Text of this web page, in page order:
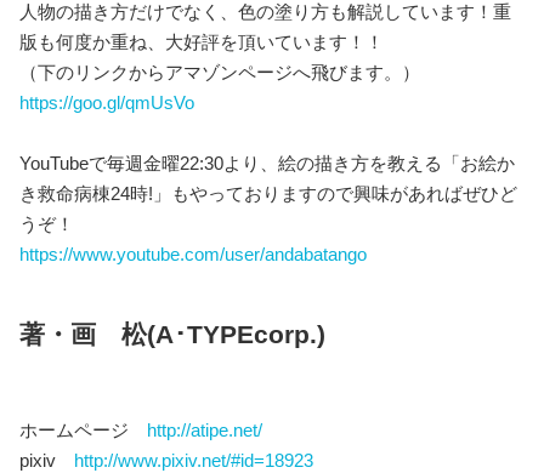
人物の描き方だけでなく、色の塗り方も解説しています！重
版も何度か重ね、大好評を頂いています！！
（下のリンクからアマゾンページへ飛びます。）
https://goo.gl/qmUsVo
YouTubeで毎週金曜22:30より、絵の描き方を教える「お絵か
き救命病棟24時!」もやっておりますので興味があればぜひど
うぞ！
https://www.youtube.com/user/andabatango
著・画 松(A･TYPEcorp.)
ホームページ http://atipe.net/
pixiv http://www.pixiv.net/#id=18923